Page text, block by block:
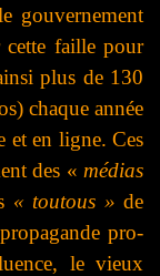
gouvernement
cette faille pour
plus de 130
chaque année
et en ligne. Ces
des « médias
« toutous » de
pro-
le vieux